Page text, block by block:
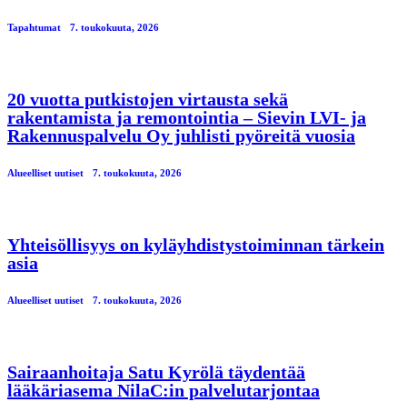
Tapahtumat 7. toukokuuta, 2026
20 vuotta putkistojen virtausta sekä
rakentamista ja remontointia – Sievin LVI- ja
Rakennuspalvelu Oy juhlisti pyöreitä vuosia
Alueelliset uutiset 7. toukokuuta, 2026
Yhteisöllisyys on kyläyhdistystoiminnan tärkein
asia
Alueelliset uutiset 7. toukokuuta, 2026
Sairaanhoitaja Satu Kyrölä täydentää
lääkäriasema NilaC:in palvelutarjontaa